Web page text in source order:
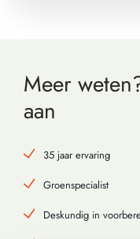
Meer
aan
35 jaar ervaring
Groenspecialist
Deskundig in